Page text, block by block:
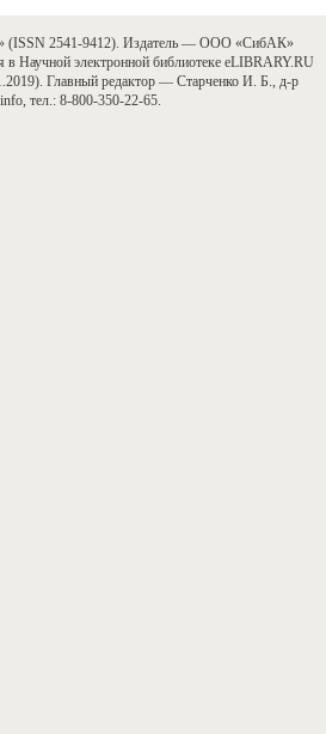
(ISSN 2541-9412). Издатель — ООО «СибАК»
Научной электронной библиотеке eLIBRARY.RU
Главный редактор — Старченко И. Б., д-р
тел.: 8-800-350-22-65.